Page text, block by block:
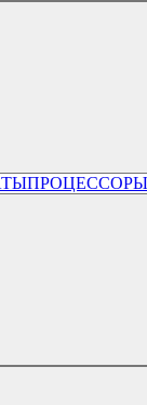
ПРОЦЕССОРЫ